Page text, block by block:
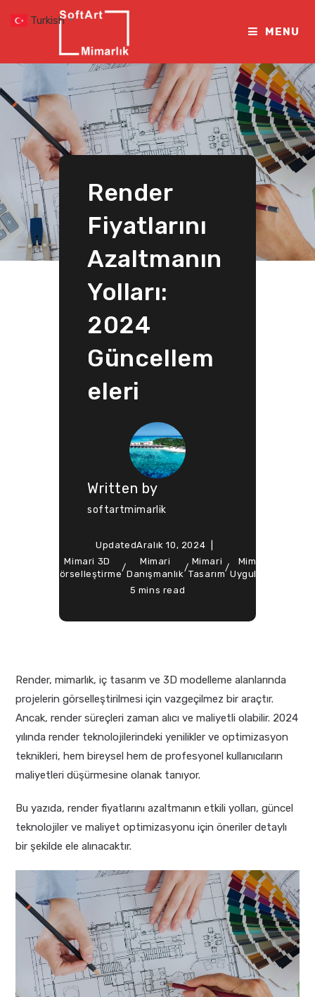
MENU
Render
Fiyatlarını
Azaltmanın
Yolları:
2024
Güncellem
eleri
Written by
softartmimarlik
UpdatedAralık 10, 2024
Mimari 3D
Görselleştirme
/
Mimari
Danışmanlık
/
Mimari
Tasarım
/
Mimari
Uygulama
5 mins read
Render, mimarlık, iç tasarım ve 3D modelleme alanlarında
projelerin görselleştirilmesi için vazgeçilmez bir araçtır.
Ancak, render süreçleri zaman alıcı ve maliyetli olabilir. 2024
yılında render teknolojilerindeki yenilikler ve optimizasyon
teknikleri, hem bireysel hem de profesyonel kullanıcıların
maliyetleri düşürmesine olanak tanıyor.
Bu yazıda, render fiyatlarını azaltmanın etkili yolları, güncel
teknolojiler ve maliyet optimizasyonu için öneriler detaylı
bir şekilde ele alınacaktır.
Turkish ▼